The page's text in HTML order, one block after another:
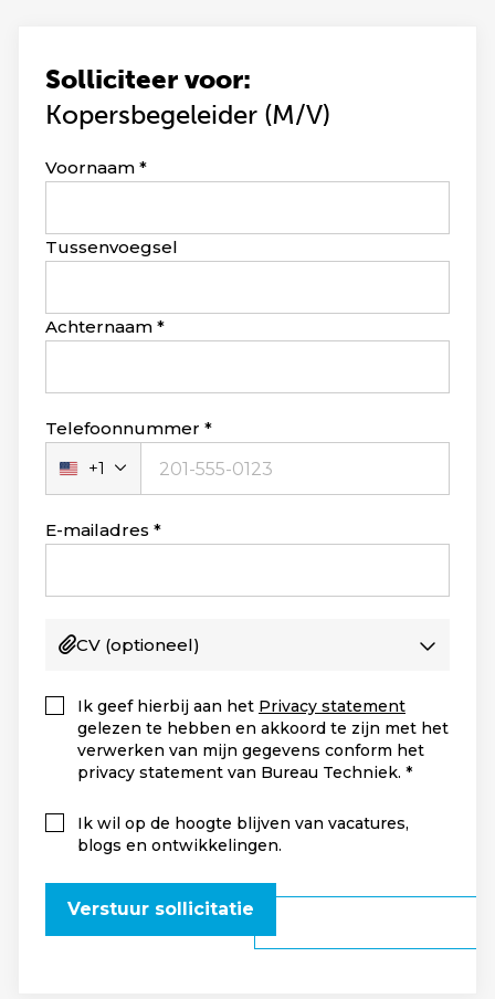
Solliciteer voor:
Kopersbegeleider (M/V)
Leave
blank
Voornaam
Tussenvoegsel
Achternaam
Telefoonnummer
Verenigde
Staten
+1
+1
E-mailadres
CV (optioneel)
Ik geef hierbij aan het Privacy statement
gelezen te hebben en akkoord te zijn met het
verwerken van mijn gegevens conform het
privacy statement van Bureau Techniek.
Ik wil op de hoogte blijven van vacatures,
blogs en ontwikkelingen.
Verstuur sollicitatie